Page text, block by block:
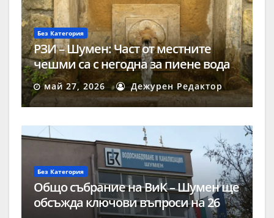
Без Категория
РЗИ – Шумен: Част от местните
чешми са с негодна за пиене вода
май 27, 2026 Дежурен Редактор
Без Категория
Общо събрание на ВиК – Шумен ще
обсъжда ключови въпроси на 26